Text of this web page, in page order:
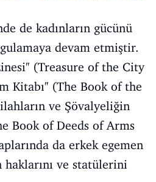
de kadınların gücünü
devam etmiştir.
(Treasure of the City
Kitabı'' (The Book of the
ve Şövalyeliğin
Book of Deeds of Arms
da erkek egemen
haklarını ve statülerini